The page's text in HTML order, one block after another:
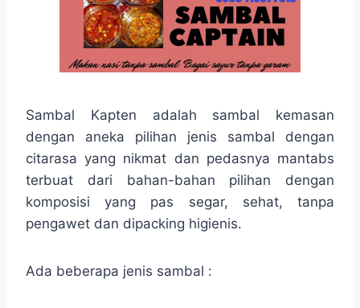
Sambal Kapten adalah sambal kemasan
dengan aneka pilihan jenis sambal dengan
citarasa yang nikmat dan pedasnya mantabs
terbuat dari bahan-bahan pilihan dengan
komposisi yang pas segar, sehat, tanpa
pengawet dan dipacking higienis.
Ada beberapa jenis sambal :